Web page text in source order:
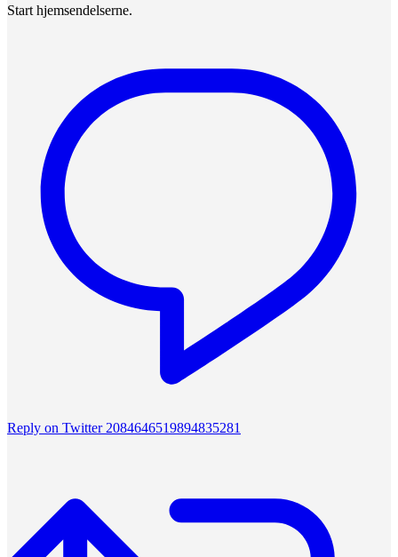
Start hjemsendelserne.
Reply on Twitter 2084646519894835281